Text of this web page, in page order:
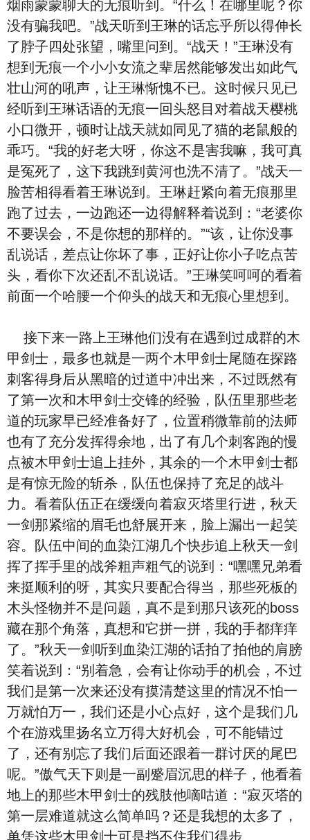
烟雨蒙蒙聊天的无痕听到。“什么！在哪里呢？你
没有骗我吧。”战天听到王琳的话忘乎所以得伸长
了脖子四处张望，嘴里问到。“战天！”王琳没有
想到无痕一个小小女流之辈居然能够发出如此气
壮山河的吼声，让王琳惭愧不已。这时候只见已
经听到王琳话语的无痕一回头怒目对着战天樱桃
小口微开，顿时让战天就如同见了猫的老鼠般的
乖巧。“我的好老大呀，你这不是害我嘛，我可真
是冤死了，这下我跳到黄河也洗不清了。”战天一
脸苦相得看着王琳说到。王琳赶紧向着无痕那里
跑了过去，一边跑还一边得解释着说到：“老婆你
不要误会，不是你想的那样的。”“该，让你没事
乱说话，差点让你坏了事，正好让你小子吃点苦
头，看你下次还乱不乱说话。”王琳笑呵呵的看着
前面一个哈腰一个仰头的战天和无痕心里想到。
接下来一路上王琳他们没有在遇到过成群的木
甲剑士，最多也就是一两个木甲剑士尾随在探路
刺客得身后从黑暗的过道中冲出来，不过既然有
了第一次和木甲剑士交锋的经验，队伍里那些老
道的玩家早已经准备好了，位置稍微靠前的法师
也有了充分发挥得余地，出了有几个刺客跑的慢
点被木甲剑士追上挂外，其余的一个木甲剑士都
是有惊无险的斩杀，队伍也保持了充足的战斗
力。看着队伍正在缓缓向着寂灭塔里行进，秋天
一剑那紧缩的眉毛也舒展开来，脸上漏出一起笑
容。队伍中间的血染江湖几个快步追上秋天一剑
挥了挥手里的战斧粗声粗气的说到：“嘿嘿兄弟看
来挺顺利的呀，其实只要配合得当，那些死板的
木头怪物并不是问题，真不是到那只该死的boss
藏在那个角落，真想和它拼一拼，我的手都痒痒
了。”秋天一剑听到血染江湖的话拍了拍他的肩膀
笑着说到：“别着急，会有让你动手的机会，不过
我们是第一次来还没有摸清楚这里的情况不怕一
万就怕万一，我们还是小心点好，这个是我们几
个在游戏里扬名立万得大好机会，可不能错过
了，还有别忘了我们后面还跟着一群讨厌的尾巴
呢。”傲气天下则是一副蹙眉沉思的样子，他看着
地上的那些木甲剑士的残肢他嘀咕道：“寂灭塔的
第一层难道就这么简单吗？还是我想的太多了，
单凭这些木甲剑士可是挡不住我们得步